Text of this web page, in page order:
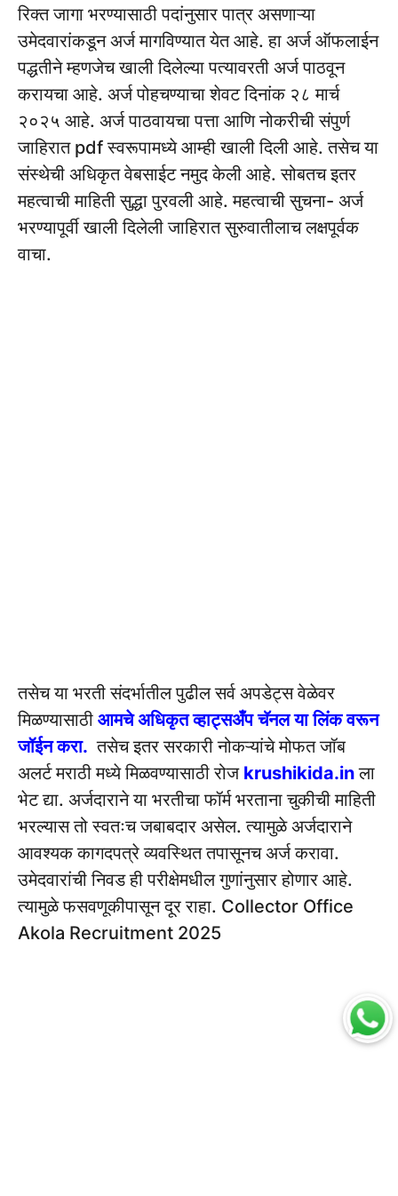
रिक्त जागा भरण्यासाठी पदांनुसार पात्र असणाऱ्या
उमेदवारांकडून अर्ज मागविण्यात येत आहे. हा अर्ज ऑफलाईन
पद्धतीने म्हणजेच खाली दिलेल्या पत्यावरती अर्ज पाठवून
करायचा आहे. अर्ज पोहचण्याचा शेवट दिनांक २८ मार्च
२०२५ आहे. अर्ज पाठवायचा पत्ता आणि नोकरीची संपुर्ण
जाहिरात pdf स्वरूपामध्ये आम्ही खाली दिली आहे. तसेच या
संस्थेची अधिकृत वेबसाईट नमुद केली आहे. सोबतच इतर
महत्वाची माहिती सुद्धा पुरवली आहे. महत्वाची सुचना- अर्ज
भरण्यापूर्वी खाली दिलेली जाहिरात सुरुवातीलाच लक्षपूर्वक
वाचा.
तसेच या भरती संदर्भातील पुढील सर्व अपडेट्स वेळेवर
मिळण्यासाठी आमचे अधिकृत व्हाट्सअँप चॅनल या लिंक वरून
जॉईन करा. तसेच इतर सरकारी नोकऱ्यांचे मोफत जॉब
अलर्ट मराठी मध्ये मिळवण्यासाठी रोज krushikida.inला
भेट द्या. अर्जदाराने या भरतीचा फॉर्म भरताना चुकीची माहिती
भरल्यास तो स्वतःच जबाबदार असेल. त्यामुळे अर्जदाराने
आवश्यक कागदपत्रे व्यवस्थित तपासूनच अर्ज करावा.
उमेदवारांची निवड ही परीक्षेमधील गुणांनुसार होणार आहे.
त्यामुळे फसवणूकीपासून दूर राहा. Collector Office
Akola Recruitment 2025